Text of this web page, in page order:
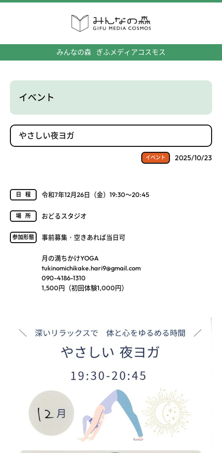
みんなの森 ぎふメディアコスモス
イベント
やさしい夜ヨガ
イベント 2025/10/23
日程 令和7年12月26日（金）19:30～20:45
場所 おどるスタジオ
参加形態 事前募集・空きあれば当日可
月の満ちかけYOGA
tukinomichikake.hari9@gmail.com
090-4186-1310
1,500円（初回体験1,000円）